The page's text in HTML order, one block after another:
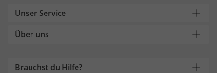
Unser Service
Über uns
Brauchst du Hilfe?